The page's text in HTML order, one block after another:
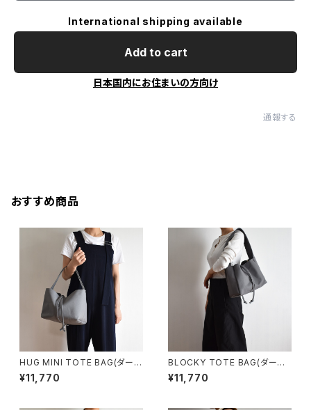
International shipping available
Add to cart
日本国内にお住まいの方向け
通報する
おすすめ商品
HUG MINI TOTE BAG(ダーク
グレー)
¥11,770
BLOCKY TOTE BAG(ダーク
グレー)
¥11,770